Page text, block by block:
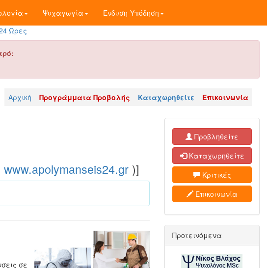
Ψυχαγωγία
Ένδυση-Υπόδηση
Ωρες
Αρχική Προγράμματα Προβολής Καταχωρηθείτε Επικοινωνία
www.apolymanseis24.gr )]
σε
Προβληθείτε
Καταχωρηθείτε
Κριτικές
Επικοινωνία
Προτεινόμενα